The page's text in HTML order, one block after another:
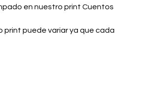
en nuestro print Cuentos
print puede variar ya que cada